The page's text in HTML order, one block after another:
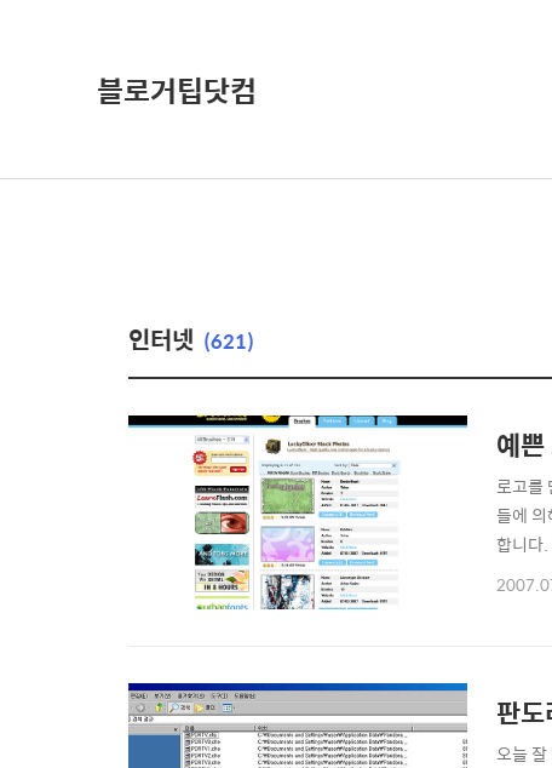
블로거팁닷컴
인터넷 (621)
예
로고를
들에
합니다
있네
판
오늘